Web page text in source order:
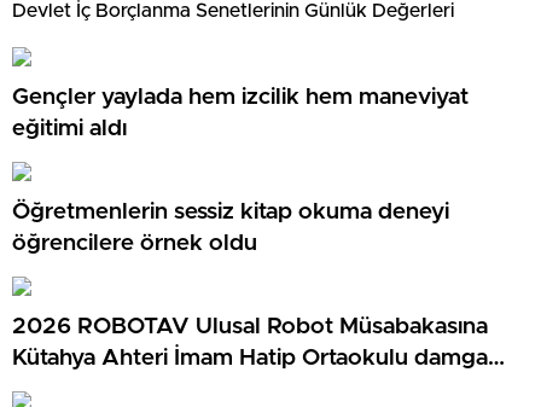
Devlet İç Borçlanma Senetlerinin Günlük Değerleri
Gençler yaylada hem izcilik hem maneviyat
eğitimi aldı
Öğretmenlerin sessiz kitap okuma deneyi
öğrencilere örnek oldu
2026 ROBOTAV Ulusal Robot Müsabakasına
Kütahya Ahteri İmam Hatip Ortaokulu damga
vurdu